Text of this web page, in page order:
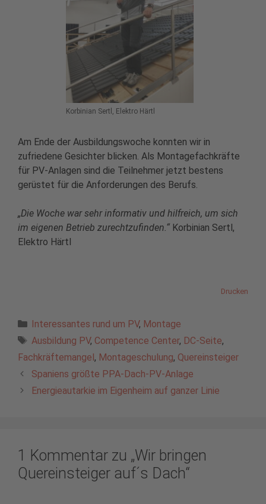
Korbinian Sertl, Elektro Härtl
Am Ende der Ausbildungswoche konnten wir in
zufriedene Gesichter blicken. Als Montagefachkräfte
für PV-Anlagen sind die Teilnehmer jetzt bestens
gerüstet für die Anforderungen des Berufs.
„Die Woche war sehr informativ und hilfreich, um sich
im eigenen Betrieb zurechtzufinden.“ Korbinian Sertl,
Elektro Härtl
Drucken
Kategorien
Interessantes rund um PV, Montage
Schlagwörter
Ausbildung PV, Competence Center, DC-Seite,
Fachkräftemangel, Montageschulung, Quereinsteiger
Spaniens größte PPA-Dach-PV-Anlage
Energieautarkie im Eigenheim auf ganzer Linie
1 Kommentar zu „Wir bringen
Quereinsteiger auf´s Dach“